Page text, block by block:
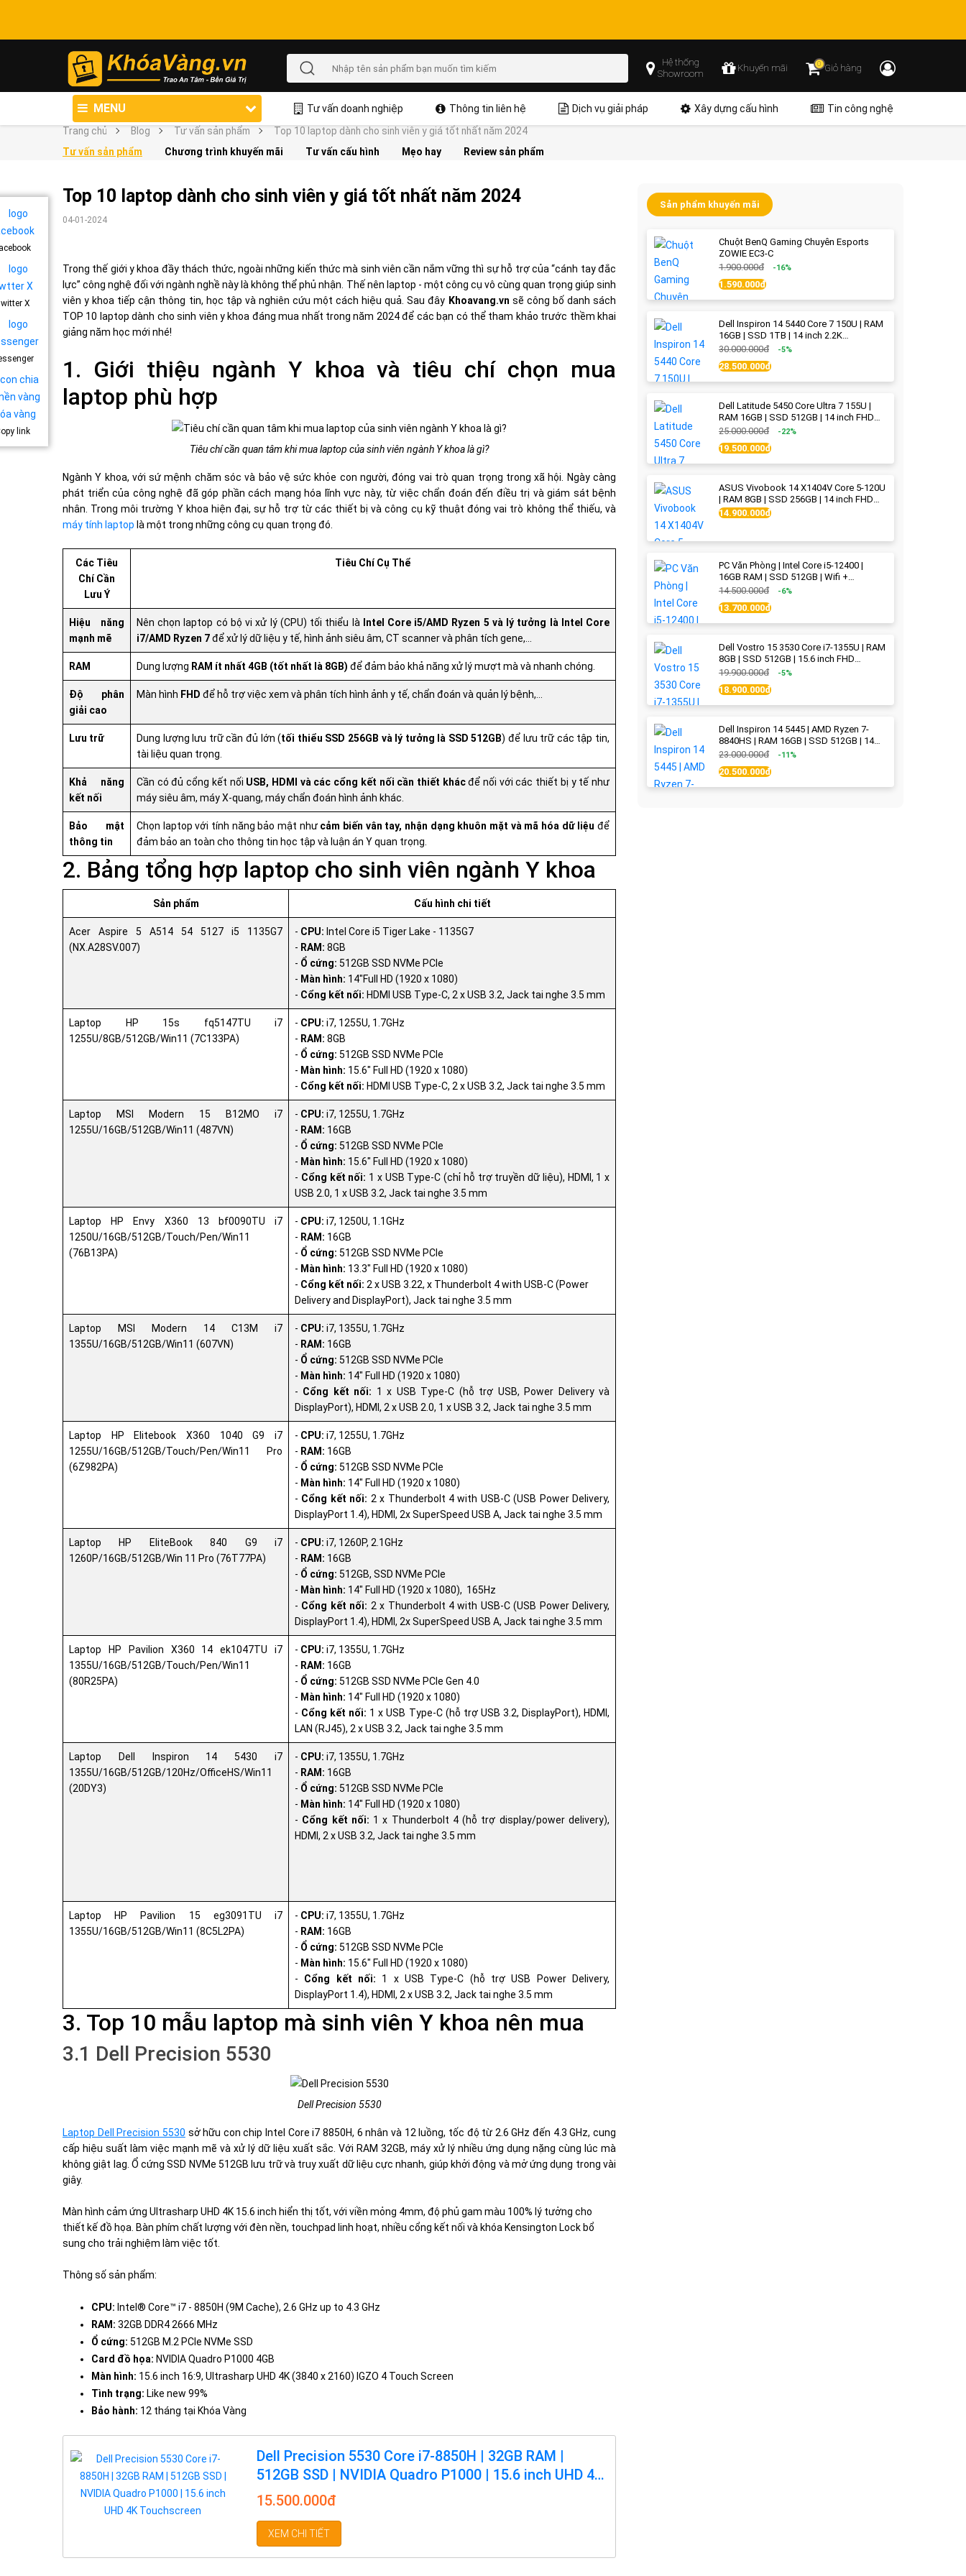
Hệ thống
Showroom
Khuyến mãi 0Giỏ hàng
MENU Tư vấn doanh nghiệp Thông tin liên hệ Dịch vụ giải pháp Xây dựng cấu hình
Tin công nghệ
Trang chủ
Blog Tư vấn sản phẩm
Top 10 laptop dành cho sinh viên y giá tốt nhất năm 2024
Tư vấn sản phẩm
Chương trình khuyến mãi Tư vấn cấu hình Mẹo hay Review sản phẩm
X
link
Top 10 laptop dành cho sinh viên y giá tốt nhất năm 2024
04-01-2024
Trong thế giới y khoa đầy thách thức, ngoài những kiến thức mà sinh viên cần nắm vững thì sự hỗ trợ của “cánh tay đắc
lực” công nghệ đối với ngành nghề này là không thể phủ nhận. Thế nên laptop - một công cụ vô cùng quan trọng giúp sinh
viên y khoa tiếp cận thông tin, học tập và nghiên cứu một cách hiệu quả. Sau đây Khoavang.vn sẽ công bố danh sách
TOP 10 laptop dành cho sinh viên y khoa đáng mua nhất trong năm 2024 để các bạn có thể tham khảo trước thềm khai
giảng năm học mới nhé!
1. Giới thiệu ngành Y khoa và tiêu chí chọn mua
laptop phù hợp
Tiêu chí cần quan tâm khi mua laptop của sinh viên ngành Y khoa là gì?
Ngành Y khoa, với sứ mệnh chăm sóc và bảo vệ sức khỏe con người, đóng vai trò quan trọng trong xã hội. Ngày càng
phát triển của công nghệ đã góp phần cách mạng hóa lĩnh vực này, từ việc chẩn đoán đến điều trị và giám sát bệnh
nhân. Trong môi trường Y khoa hiện đại, sự hỗ trợ từ các thiết bị và công cụ kỹ thuật đóng vai trò không thể thiếu, và
máy tính laptop là một trong những công cụ quan trọng đó.
Các Tiêu
Chí Cần
Lưu Ý
Tiêu Chí Cụ Thể
Hiệu năng
mạnh mẽ
Nên chọn laptop có bộ vi xử lý (CPU) tối thiểu là
Intel Core i5/AMD Ryzen 5 và lý tưởng là Intel Core
i7/AMD Ryzen 7để xử lý dữ liệu y tế, hình ảnh siêu âm, CT scanner và phân tích gene,...
RAM Dung lượng RAM ít nhất 4GB (tốt nhất là 8GB) để đảm bảo khả năng xử lý mượt mà và nhanh chóng.
Độ phân
giải cao
Màn hình FHD để hỗ trợ việc xem và phân tích hình ảnh y tế, chẩn đoán và quản lý bệnh,...
Lưu trữ Dung lượng lưu trữ cần đủ lớn (tối thiểu SSD 256GB và lý tưởng là SSD 512GB) để lưu trữ các tập tin,
tài liệu quan trọng.
Khả năng
kết nối
Cần có đủ cổng kết nối USB, HDMI và các cổng kết nối cần thiết khácđể nối với các thiết bị y tế như
máy siêu âm, máy X-quang, máy chẩn đoán hình ảnh khác.
Bảo mật
thông tin
Chọn laptop với tính năng bảo mật như cảm biến vân tay, nhận dạng khuôn mặt và mã hóa dữ liệu để
đảm bảo an toàn cho thông tin học tập và luận án Y quan trọng.
2. Bảng tổng hợp laptop cho sinh viên ngành Y khoa
Sản phẩm Cấu hình chi tiết
Acer Aspire 5 A514 54 5127 i5 1135G7
(NX.A28SV.007)
- CPU: Intel Core i5 Tiger Lake - 1135G7
- RAM: 8GB
- Ổ cứng: 512GB SSD NVMe PCIe
- Màn hình: 14"Full HD (1920 x 1080)
- Cổng kết nối: HDMI USB Type-C, 2 x USB 3.2, Jack tai nghe 3.5 mm
Laptop HP 15s fq5147TU i7
1255U/8GB/512GB/Win11 (7C133PA)
- CPU: i7, 1255U, 1.7GHz
- RAM: 8GB
- Ổ cứng: 512GB SSD NVMe PCIe
- Màn hình: 15.6" Full HD (1920 x 1080)
- Cổng kết nối: HDMI USB Type-C, 2 x USB 3.2, Jack tai nghe 3.5 mm
Laptop MSI Modern 15 B12MO i7
1255U/16GB/512GB/Win11 (487VN)
- CPU: i7, 1255U, 1.7GHz
- RAM: 16GB
- Ổ cứng: 512GB SSD NVMe PCIe
- Màn hình: 15.6" Full HD (1920 x 1080)
- Cổng kết nối: 1 x USB Type-C (chỉ hỗ trợ truyền dữ liệu), HDMI, 1 x
USB 2.0, 1 x USB 3.2, Jack tai nghe 3.5 mm
Laptop HP Envy X360 13 bf0090TU i7
1250U/16GB/512GB/Touch/Pen/Win11
(76B13PA)
- CPU: i7, 1250U, 1.1GHz
- RAM: 16GB
- Ổ cứng: 512GB SSD NVMe PCIe
- Màn hình: 13.3" Full HD (1920 x 1080)
- Cổng kết nối: 2 x USB 3.22, x Thunderbolt 4 with USB-C (Power
Delivery and DisplayPort), Jack tai nghe 3.5 mm
Laptop MSI Modern 14 C13M i7
1355U/16GB/512GB/Win11 (607VN)
- CPU: i7, 1355U, 1.7GHz
- RAM: 16GB
- Ổ cứng: 512GB SSD NVMe PCIe
- Màn hình: 14" Full HD (1920 x 1080)
- Cổng kết nối: 1 x USB Type-C (hỗ trợ USB, Power Delivery và
DisplayPort), HDMI, 2 x USB 2.0, 1 x USB 3.2, Jack tai nghe 3.5 mm
Laptop HP Elitebook X360 1040 G9 i7
1255U/16GB/512GB/Touch/Pen/Win11 Pro
(6Z982PA)
- CPU: i7, 1255U, 1.7GHz
- RAM: 16GB
- Ổ cứng: 512GB SSD NVMe PCIe
- Màn hình: 14" Full HD (1920 x 1080)
- Cổng kết nối: 2 x Thunderbolt 4 with USB-C (USB Power Delivery,
DisplayPort 1.4), HDMI, 2x SuperSpeed USB A, Jack tai nghe 3.5 mm
Laptop HP EliteBook 840 G9 i7
1260P/16GB/512GB/Win 11 Pro (76T77PA)
- CPU: i7, 1260P, 2.1GHz
- RAM: 16GB
- Ổ cứng: 512GB, SSD NVMe PCIe
- Màn hình: 14" Full HD (1920 x 1080), 165Hz
- Cổng kết nối: 2 x Thunderbolt 4 with USB-C (USB Power Delivery,
DisplayPort 1.4), HDMI, 2x SuperSpeed USB A, Jack tai nghe 3.5 mm
Laptop HP Pavilion X360 14 ek1047TU i7
1355U/16GB/512GB/Touch/Pen/Win11
(80R25PA)
- CPU: i7, 1355U, 1.7GHz
- RAM: 16GB
- Ổ cứng: 512GB SSD NVMe PCIe Gen 4.0
- Màn hình: 14" Full HD (1920 x 1080)
- Cổng kết nối: 1 x USB Type-C (hỗ trợ USB 3.2, DisplayPort), HDMI,
LAN (RJ45), 2 x USB 3.2, Jack tai nghe 3.5 mm
Laptop Dell Inspiron 14 5430 i7
1355U/16GB/512GB/120Hz/OfficeHS/Win11
(20DY3)
- CPU: i7, 1355U, 1.7GHz
- RAM: 16GB
- Ổ cứng: 512GB SSD NVMe PCIe
- Màn hình: 14" Full HD (1920 x 1080)
- Cổng kết nối: 1 x Thunderbolt 4 (hỗ trợ display/power delivery),
HDMI, 2 x USB 3.2, Jack tai nghe 3.5 mm
Laptop HP Pavilion 15 eg3091TU i7
1355U/16GB/512GB/Win11 (8C5L2PA)
- CPU: i7, 1355U, 1.7GHz
- RAM: 16GB
- Ổ cứng: 512GB SSD NVMe PCIe
- Màn hình: 15.6" Full HD (1920 x 1080)
- Cổng kết nối: 1 x USB Type-C (hỗ trợ USB Power Delivery,
DisplayPort 1.4), HDMI, 2 x USB 3.2, Jack tai nghe 3.5 mm
3. Top 10 mẫu laptop mà sinh viên Y khoa nên mua
3.1 Dell Precision 5530
Dell Precision 5530
Laptop Dell Precision 5530 sở hữu con chip Intel Core i7 8850H, 6 nhân và 12 luồng, tốc độ từ 2.6 GHz đến 4.3 GHz, cung
cấp hiệu suất làm việc mạnh mẽ và xử lý dữ liệu xuất sắc. Với RAM 32GB, máy xử lý nhiều ứng dụng nặng cùng lúc mà
không giật lag. Ổ cứng SSD NVMe 512GB lưu trữ và truy xuất dữ liệu cực nhanh, giúp khởi động và mở ứng dụng trong vài
giây.
Màn hình cảm ứng Ultrasharp UHD 4K 15.6 inch hiển thị tốt, với viền mỏng 4mm, độ phủ gam màu 100% lý tưởng cho
thiết kế đồ họa. Bàn phím chất lượng với đèn nền, touchpad linh hoạt, nhiều cổng kết nối và khóa Kensington Lock bổ
sung cho trải nghiệm làm việc tốt.
Thông số sản phẩm:
CPU: Intel® Core™ i7 - 8850H (9M Cache), 2.6 GHz up to 4.3 GHz
RAM: 32GB DDR4 2666 MHz
Ổ cứng: 512GB M.2 PCIe NVMe SSD
Card đồ họa: NVIDIA Quadro P1000 4GB
Màn hình: 15.6 inch 16:9, Ultrasharp UHD 4K (3840 x 2160) IGZO 4 Touch Screen
Tình trạng: Like new 99%
Bảo hành: 12 tháng tại Khóa Vàng
Dell Precision 5530 Core i7-8850H | 32GB RAM |
512GB SSD | NVIDIA Quadro P1000 | 15.6 inch UHD 4K
Touchscreen
15.500.000đ
XEM CHI TIẾT
Sản phẩm khuyến mãi
Chuột BenQ Gaming Chuyên Esports
ZOWIE EC3-C
1.900.000đ
-16%
1.590.000đ
Dell Inspiron 14 5440 Core 7 150U | RAM
16GB | SSD 1TB | 14 inch 2.2K
(2240x1400) IPS | Ice Blue - New Fullbox
30.000.000đ -5%
28.500.000đ
Dell Latitude 5450 Core Ultra 7 155U |
RAM 16GB | SSD 512GB | 14 inch FHD
(1920x1080) IPS Like new
25.000.000đ -22%
19.500.000đ
ASUS Vivobook 14 X1404V Core 5-120U
| RAM 8GB | SSD 256GB | 14 inch FHD
(1920x1080) | Quiet Blue - New Fullbox
14.900.000đ
PC Văn Phòng | Intel Core i5-12400 |
16GB RAM | SSD 512GB | Wifi +
Bluetooth
14.500.000đ -6%
13.700.000đ
Dell Vostro 15 3530 Core i7-1355U | RAM
8GB | SSD 512GB | 15.6 inch FHD
(1920x1080) 120Hz WVA | Black | New
19.900.000đ -5%
18.900.000đ
Dell Inspiron 14 5445 | AMD Ryzen 7-
8840HS | RAM 16GB | SSD 512GB | 14
inch 2.2K (2240x1400) IPS 300nits | Ice
23.000.000đ -11%
20.500.000đ